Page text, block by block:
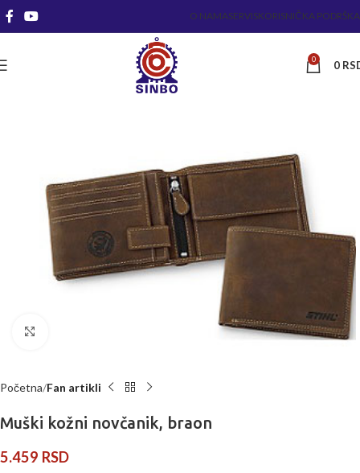
O NAMASERVISKORISNIČKA PODRŠKA
0 0
Početna Fan artikli
Muški kožni novčanik, braon
5.459 RSD